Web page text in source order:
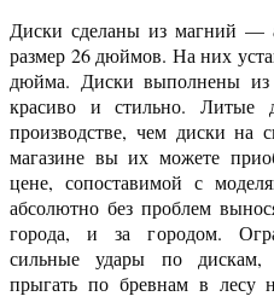
Диски сделаны из магний —
размер 26 дюймов. На них
дюйма. Диски выполнены из
красиво и стильно. Литые
производстве, чем диски на
магазине вы их можете
цене, сопоставимой с
абсолютно без проблем
города, и за городом.
сильные удары по дискам,
прыгать по бревнам в лесу